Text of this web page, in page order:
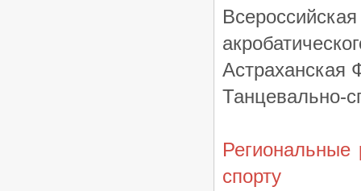
Астраханская
Танцевально-
Региональные
спорту